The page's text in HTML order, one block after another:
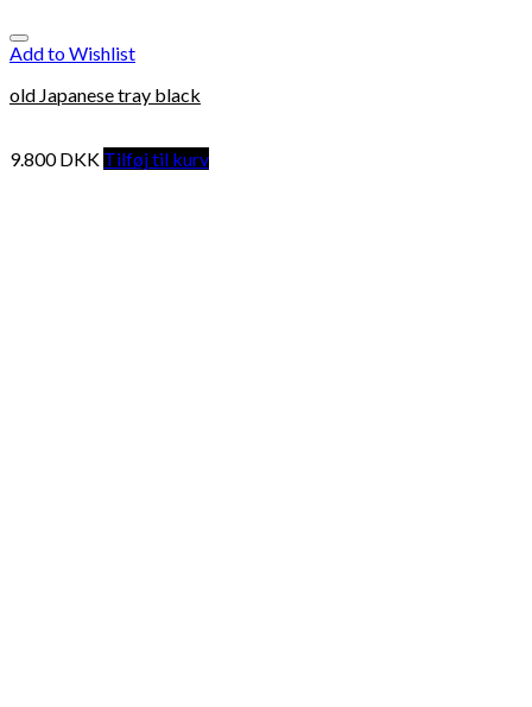
Add to Wishlist
old Japanese tray black
9.800DKK Tilføj til kurv